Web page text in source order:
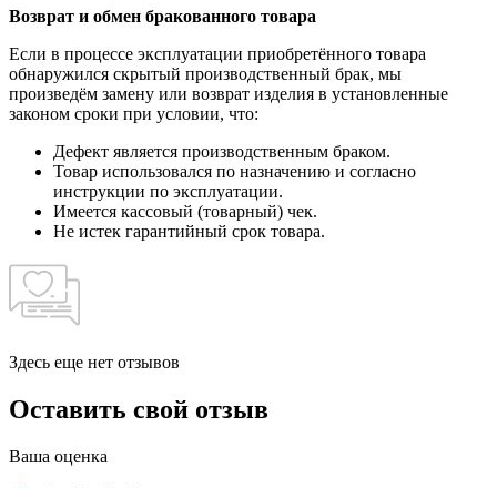
Возврат и обмен бракованного товара
Если в процессе эксплуатации приобретённого товара
обнаружился скрытый производственный брак, мы
произведём замену или возврат изделия в установленные
законом сроки при условии, что:
Дефект является производственным браком.
Товар использовался по назначению и согласно
инструкции по эксплуатации.
Имеется кассовый (товарный) чек.
Не истек гарантийный срок товара.
Здесь еще нет отзывов
Оставить свой отзыв
Ваша оценка